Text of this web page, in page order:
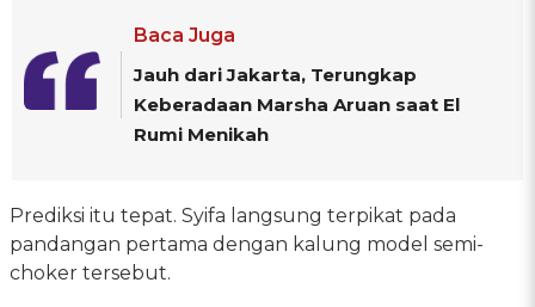
Baca Juga
Jauh dari Jakarta, Terungkap
Keberadaan Marsha Aruan saat El
Rumi Menikah
Prediksi itu tepat. Syifa langsung terpikat pada
pandangan pertama dengan kalung model semi-
choker tersebut.